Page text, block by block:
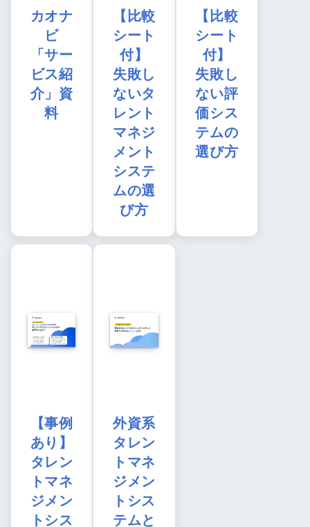
カオナ
ビ
「サー
ビス紹
介」資
料
【比較
シート
付】
失敗し
ないタ
レント
マネジ
メント
システ
ムの選
び方
【比較
シート
付】
失敗し
ない評
価シス
テムの
選び方
【事例
あり】
タレン
トマネ
ジメン
トシス
外資系
タレン
トマネ
ジメン
トシス
テムと